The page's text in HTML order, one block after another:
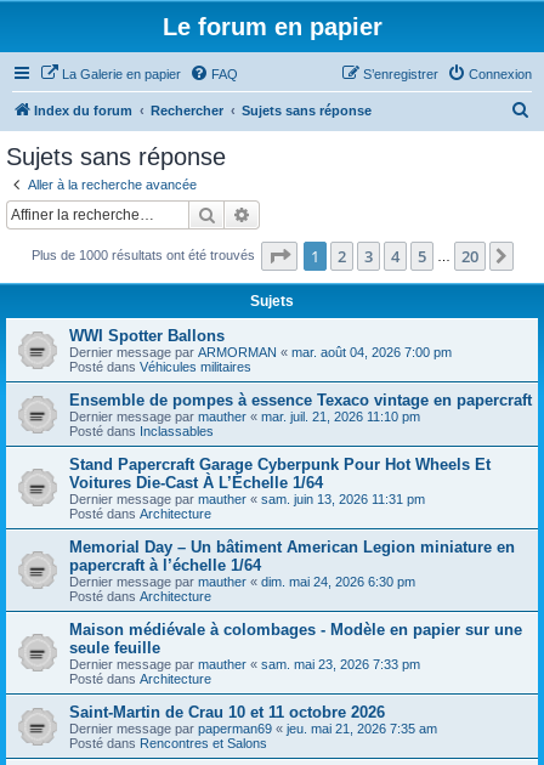
Le forum en papier
La Galerie en papier FAQ Connexion
S’enregistrer
Index du forum Rechercher Sujets sans réponse
c
Sujets sans réponse
Aller à la recherche avancée
Rechercher
Plus de 1000 résultats ont été trouvés Page 1sur20
1 2 3 4 5 20
Sujets
WWI Spotter Ballons
Dernier message par ARMORMAN « mar. août 04, 2026 7:00 pm
Posté dans Véhicules militaires
Ensemble de pompes à essence Texaco vintage en papercraft
Dernier message par mauther « mar. juil. 21, 2026 11:10 pm
Posté dans Inclassables
Stand Papercraft Garage Cyberpunk Pour Hot Wheels Et
Voitures Die-Cast À L’Échelle 1/64
Dernier message par mauther « sam. juin 13, 2026 11:31 pm
Posté dans Architecture
Memorial Day – Un bâtiment American Legion miniature en
papercraft à l’échelle 1/64
Dernier message par mauther « dim. mai 24, 2026 6:30 pm
Posté dans Architecture
Maison médiévale à colombages - Modèle en papier sur une
seule feuille
Dernier message par mauther « sam. mai 23, 2026 7:33 pm
Posté dans Architecture
Saint-Martin de Crau 10 et 11 octobre 2026
Dernier message par paperman69 « jeu. mai 21, 2026 7:35 am
Posté dans Rencontres et Salons